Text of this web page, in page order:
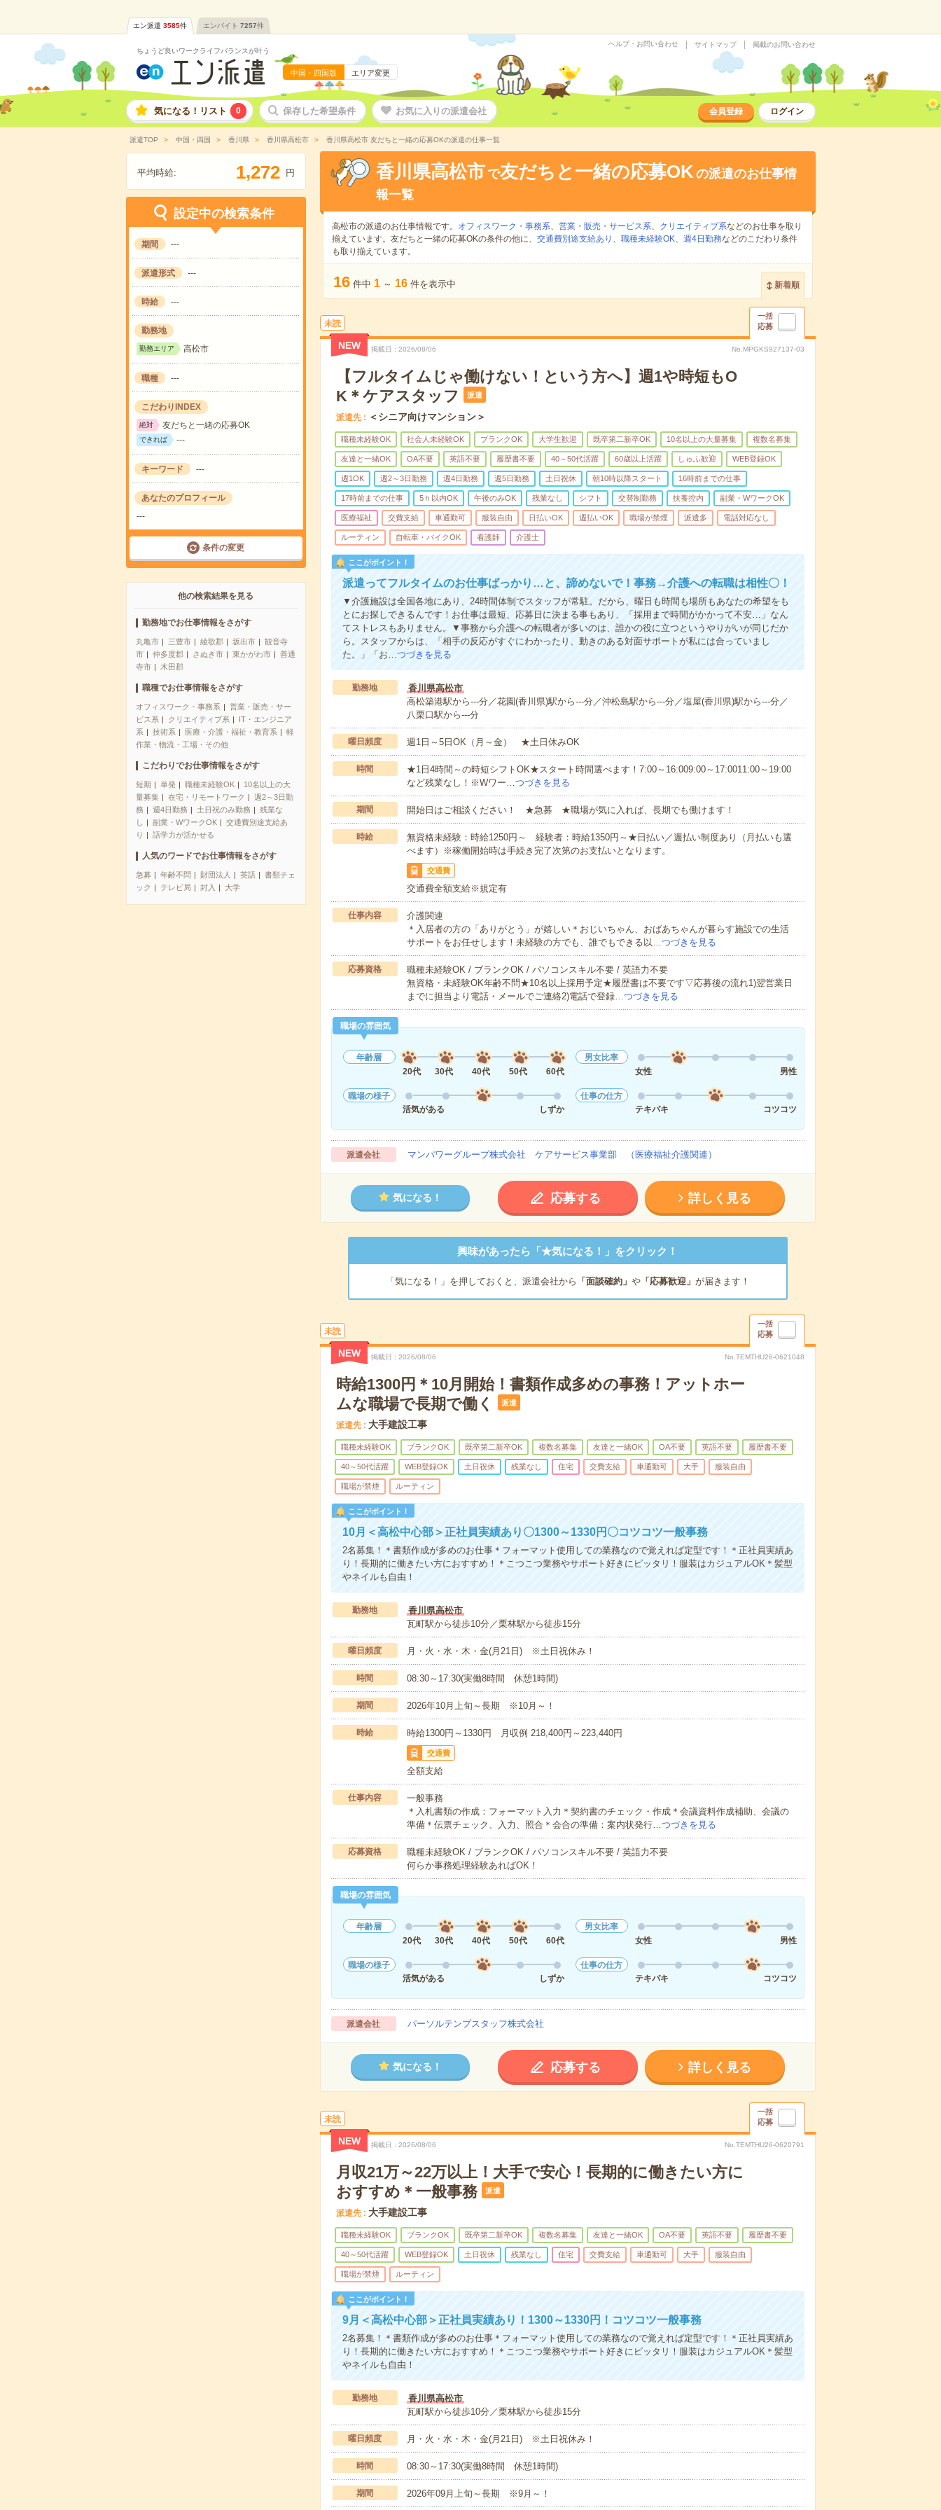
エン派遣 3585件 エンバイト 7257件
ちょうど良いワークライフバランスが叶う
中国・四国版 エリア変更
ヘルプ・お問い合わせ サイトマップ 掲載のお問い合わせ
気になる！リスト 0 保存した希望条件 お気に入りの派遣会社 会員登録 ログイン
派遣TOP 中国・四国 香川県 香川県高松市 香川県高松市 友だちと一緒の応募OKの派遣の仕事一覧
平均時給: 1,272 円
設定中の検索条件
期間 ---
派遣形式 ---
時給 ---
勤務地
勤務エリア 高松市
職種 ---
こだわりINDEX
絶対 友だちと一緒の応募OK
できれば ---
キーワード ---
あなたのプロフィール
---
条件の変更
他の検索結果を見る
勤務地でお仕事情報をさがす
丸亀市 三豊市 綾歌郡 坂出市
観音寺
市
仲多度郡 さぬき市 東かがわ市
善通
寺市
木田郡
職種でお仕事情報をさがす
オフィスワーク・事務系
営業・販売・サー
ビス系
クリエイティブ系
IT・エンジニア
系
技術系 医療・介護・福祉・教育系
軽
作業・物流・工場・その他
こだわりでお仕事情報をさがす
短期 単発 職種未経験OK
10名以上の大
量募集
在宅・リモートワーク
週2～3日勤
務
週4日勤務 土日祝のみ勤務
残業な
し
副業・WワークOK
交通費別途支給あ
り
語学力が活かせる
人気のワードでお仕事情報をさがす
急募 年齢不問 財団法人 英語
書類チェ
ック
テレビ局 封入 大学
香川県高松市 で友だちと一緒の応募OKの派遣のお仕事情
報一覧
高松市の派遣のお仕事情報です。 オフィスワーク・事務系、 営業・販売・サービス系、 クリエイティブ系などのお仕事を取り
揃えています。友だちと一緒の応募OKの条件の他に、 交通費別途支給あり 、 職種未経験OK、 週4日勤務などのこだわり条件
も取り揃えています。
16 件中 1 ～ 16 件を表示中 新着順
未読
一括
応募
NEW 掲載日 2026/08/06 No.MPGKS927137-03
【フルタイムじゃ働けない！という方へ】週1や時短もO
K＊ケアスタッフ
派遣
派遣先 ＜シニア向けマンション＞
職種未経験OK 社会人未経験OK ブランクOK 大学生歓迎 既卒第二新卒OK 10名以上の大量募集 複数名募集
友達と一緒OK OA不要 英語不要 履歴書不要 40～50代活躍 60歳以上活躍 しゅふ歓迎 WEB登録OK
週1OK 週2～3日勤務 週4日勤務 週5日勤務 土日祝休 朝10時以降スタート 16時前までの仕事
17時前までの仕事 5ｈ以内OK 午後のみOK 残業なし シフト 交替制勤務 扶養控内 副業・WワークOK
医療福祉 交費支給 車通勤可 服装自由 日払いOK 週払いOK 職場が禁煙 派遣多 電話対応なし
ルーティン 自転車・バイクOK 看護師 介護士
ここがポイント！
派遣ってフルタイムのお仕事ばっかり…と、諦めないで！事務→介護への転職は相性〇！
▼介護施設は全国各地にあり、24時間体制でスタッフが常駐。だから、曜日も時間も場所もあなたの希望をも
とにお探しできるんです！お仕事は最短、応募日に決まる事もあり、「採用まで時間がかかって不安…」なん
てストレスもありません。▼事務から介護への転職者が多いのは、誰かの役に立つというやりがいが同じだか
ら。スタッフからは、「相手の反応がすぐにわかったり、動きのある対面サポートが私には合っていまし
た。」「お…つづきを見る
勤務地
香川県高松市
高松築港駅から---分／花園(香川県)駅から---分／沖松島駅から---分／塩屋(香川県)駅から---分／
八栗口駅から---分
曜日頻度 週1日～5日OK（月～金） ★土日休みOK
時間
★1日4時間～の時短シフトOK★スタート時間選べます！7:00～16:009:00～17:0011:00～19:00
など残業なし！※Wワー…つづきを見る
期間 開始日はご相談ください！ ★急募 ★職場が気に入れば、長期でも働けます！
時給
無資格未経験：時給1250円～ 経験者：時給1350円～★日払い／週払い制度あり（月払いも選
べます）※稼働開始時は手続き完了次第のお支払いとなります。
交通費
交通費全額支給※規定有
仕事内容
介護関連
＊入居者の方の「ありがとう」が嬉しい＊おじいちゃん、おばあちゃんが暮らす施設での生活
サポートをお任せします！未経験の方でも、誰でもできる以…つづきを見る
応募資格
職種未経験OK / ブランクOK / パソコンスキル不要 / 英語力不要
無資格・未経験OK年齢不問★10名以上採用予定★履歴書は不要です▽応募後の流れ1)翌営業日
までに担当より電話・メールでご連絡2)電話で登録…つづきを見る
職場の雰囲気
年齢層
20代
30代 40代 50代 60代
男女比率
女性
男性
職場の様子
活気がある
しずか
仕事の仕方
テキパキ
コツコツ
派遣会社 マンパワーグループ株式会社 ケアサービス事業部 （医療福祉介護関連）
気になる！ 応募する 詳しく見る
興味があったら「★気になる！」をクリック！
「気になる！」を押しておくと、派遣会社から 「面談確約」 や「応募歓迎」 が届きます！
未読
一括
応募
NEW 掲載日 2026/08/06 No.TEMTHU26-0621048
時給1300円＊10月開始！書類作成多めの事務！アットホー
ムな職場で長期で働く
派遣
派遣先 大手建設工事
職種未経験OK ブランクOK 既卒第二新卒OK 複数名募集 友達と一緒OK OA不要 英語不要 履歴書不要
40～50代活躍 WEB登録OK 土日祝休 残業なし 住宅 交費支給 車通勤可 大手 服装自由
職場が禁煙 ルーティン
ここがポイント！
10月＜高松中心部＞正社員実績あり〇1300～1330円〇コツコツ一般事務
2名募集！＊書類作成が多めのお仕事＊フォーマット使用しての業務なので覚えれば定型です！＊正社員実績あ
り！長期的に働きたい方におすすめ！＊こつこつ業務やサポート好きにピッタリ！服装はカジュアルOK＊髪型
やネイルも自由！
勤務地
香川県高松市
瓦町駅から徒歩10分／栗林駅から徒歩15分
曜日頻度 月・火・水・木・金(月21日) ※土日祝休み！
時間 08:30～17:30(実働8時間 休憩1時間)
期間 2026年10月上旬～長期 ※10月～！
時給 時給1300円～1330円 月収例 218,400円～223,440円
交通費
全額支給
仕事内容
一般事務
＊入札書類の作成：フォーマット入力＊契約書のチェック・作成＊会議資料作成補助、会議の
準備＊伝票チェック、入力、照合＊会合の準備：案内状発行…つづきを見る
応募資格
職種未経験OK / ブランクOK / パソコンスキル不要 / 英語力不要
何らか事務処理経験あればOK！
職場の雰囲気
年齢層
20代
30代 40代 50代 60代
男女比率
女性
男性
職場の様子
活気がある
しずか
仕事の仕方
テキパキ
コツコツ
派遣会社 パーソルテンプスタッフ株式会社
気になる！ 応募する 詳しく見る
未読
一括
応募
NEW 掲載日 2026/08/06 No.TEMTHU26-0620791
月収21万～22万以上！大手で安心！長期的に働きたい方に
おすすめ＊一般事務
派遣
派遣先 大手建設工事
職種未経験OK ブランクOK 既卒第二新卒OK 複数名募集 友達と一緒OK OA不要 英語不要 履歴書不要
40～50代活躍 WEB登録OK 土日祝休 残業なし 住宅 交費支給 車通勤可 大手 服装自由
職場が禁煙 ルーティン
ここがポイント！
9月＜高松中心部＞正社員実績あり！1300～1330円！コツコツ一般事務
2名募集！＊書類作成が多めのお仕事＊フォーマット使用しての業務なので覚えれば定型です！＊正社員実績あ
り！長期的に働きたい方におすすめ！＊こつこつ業務やサポート好きにピッタリ！服装はカジュアルOK＊髪型
やネイルも自由！
勤務地
香川県高松市
瓦町駅から徒歩10分／栗林駅から徒歩15分
曜日頻度 月・火・水・木・金(月21日) ※土日祝休み！
時間 08:30～17:30(実働8時間 休憩1時間)
期間 2026年09月上旬～長期 ※9月～！